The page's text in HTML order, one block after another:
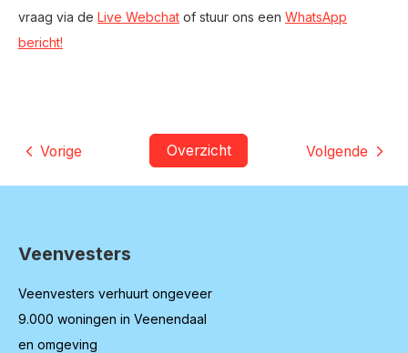
vraag via de Live Webchat of stuur ons een WhatsApp
bericht!
Volgende
Overzicht
Vorige
Contactinformatie
Veenvesters
Veenvesters verhuurt ongeveer
9.000 woningen in Veenendaal
en omgeving